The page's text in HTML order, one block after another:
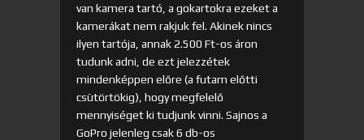
van kamera tartó, a gokartokra ezeket a
kamerákat nem rakjuk fel. Akinek nincs
ilyen tartója, annak 2.500 Ft-os áron
tudunk adni, de ezt jelezzétek
mindenképpen előre (a futam előtti
csütörtökig), hogy megfelelő
mennyiséget ki tudjunk vinni. Sajnos a
GoPro jelenleg csak 6 db-os